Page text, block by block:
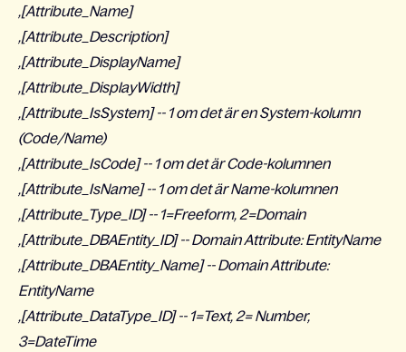
,[Attribute_Name]
,[Attribute_Description]
,[Attribute_DisplayName]
,[Attribute_DisplayWidth]
,[Attribute_IsSystem] -- 1 om det är en System-kolumn
(Code/Name)
,[Attribute_IsCode] -- 1 om det är Code-kolumnen
,[Attribute_IsName] -- 1 om det är Name-kolumnen
,[Attribute_Type_ID] -- 1=Freeform, 2=Domain
,[Attribute_DBAEntity_ID] -- Domain Attribute: EntityName
,[Attribute_DBAEntity_Name] -- Domain Attribute:
EntityName
,[Attribute_DataType_ID] -- 1=Text, 2= Number,
3=DateTime